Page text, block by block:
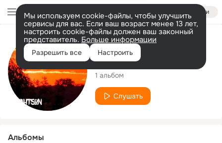
Войти
Мы используем cookie-файлы, чтобы улучшить
сервисы для вас. Если ваш возраст менее 13 лет,
настроить cookie-файлы должен ваш законный
представитель. Больше информации
Разрешить все Настроить
Исполнитель
Wahtson
1 альбом
Слушать
Альбомы